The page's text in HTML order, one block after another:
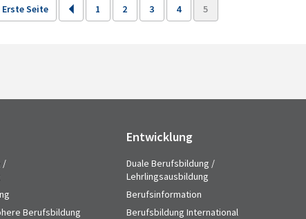
Erste Seite 1 2 3 4 5
/
Berufsbildung
Entwicklung
Duale Berufsbildung /
Lehrlingsausbildung
Berufsinformation
Berufsbildung International